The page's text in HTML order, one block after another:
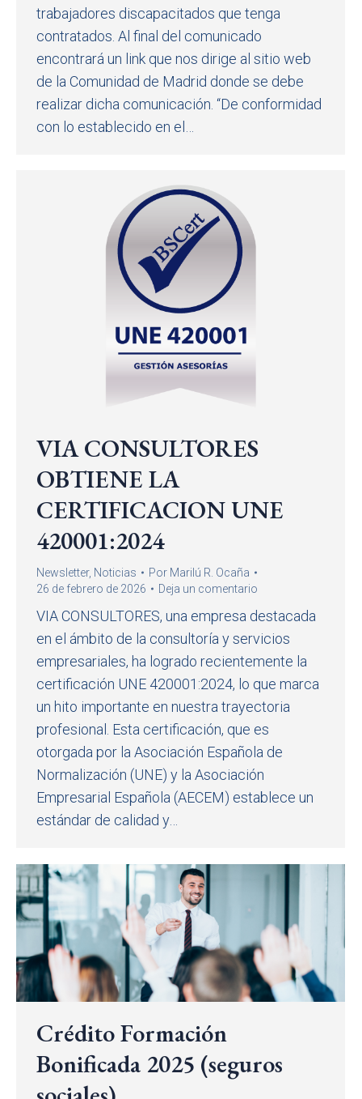
trabajadores discapacitados que tenga
contratados. Al final del comunicado
encontrará un link que nos dirige al sitio web
de la Comunidad de Madrid donde se debe
realizar dicha comunicación. “De conformidad
con lo establecido en el…
VIA CONSULTORES
OBTIENE LA
CERTIFICACION UNE
420001:2024
Newsletter, Noticias Por Marilú R. Ocaña
26 de febrero de 2026
Deja un comentario
VIA CONSULTORES, una empresa destacada
en el ámbito de la consultoría y servicios
empresariales, ha logrado recientemente la
certificación UNE 420001:2024, lo que marca
un hito importante en nuestra trayectoria
profesional. Esta certificación, que es
otorgada por la Asociación Española de
Normalización (UNE) y la Asociación
Empresarial Española (AECEM) establece un
estándar de calidad y…
Crédito Formación
Bonificada 2025 (seguros